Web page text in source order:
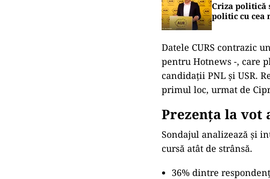
Criza politică
politic cu cea
Datele CURS contrazic
pentru Hotnews -, care
candidații PNL și USR.
primul loc, urmat de
Prezența la vot
Sondajul analizează și
cursă atât de strânsă.
36% dintre